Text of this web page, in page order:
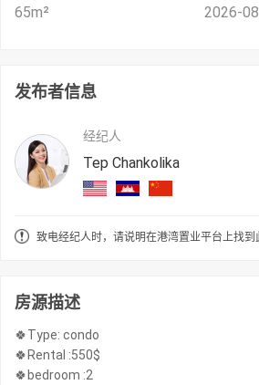
65m²
2026-
发布者信息
经纪人
Tep Chankolika
致电经纪人时，请说明在港湾置业平台上找到
房源描述
🍀Type: condo
🍀Rental :550$
🍀bedroom :2